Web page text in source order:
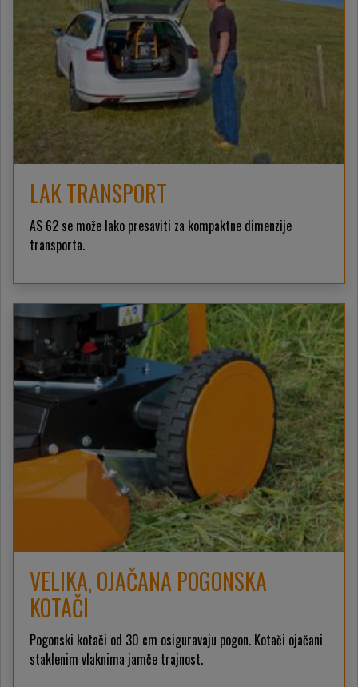
LAK TRANSPORT
AS 62 se može lako presaviti za kompaktne dimenzije
transporta.
VELIKA, OJAČANA POGONSKA
KOTAČI
Pogonski kotači od 30 cm osiguravaju pogon. Kotači ojačani
staklenim vlaknima jamče trajnost.